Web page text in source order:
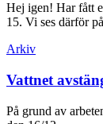
Hej igen! Har fått
15. Vi ses därför
Arkiv
Vattnet
På grund av